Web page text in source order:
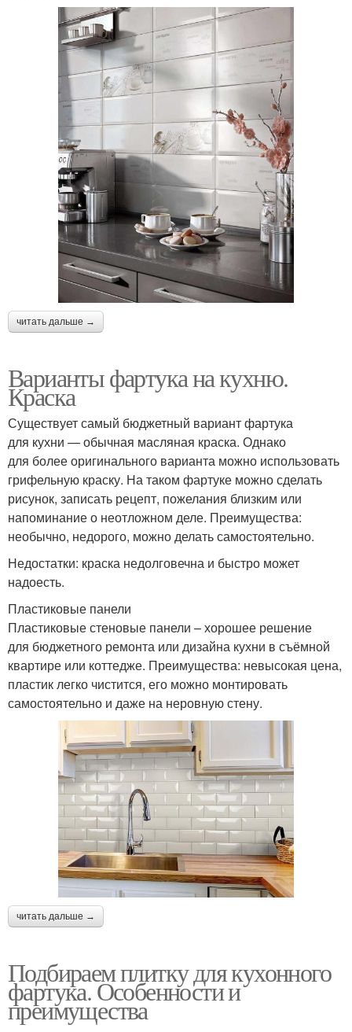
читать дальше →
Варианты фартука на кухню.
Краска
Существует самый бюджетный вариант фартука
для кухни — обычная масляная краска. Однако
для более оригинального варианта можно использовать
грифельную краску. На таком фартуке можно сделать
рисунок, записать рецепт, пожелания близким или
напоминание о неотложном деле. Преимущества:
необычно, недорого, можно делать самостоятельно.
Недостатки: краска недолговечна и быстро может
надоесть.
Пластиковые панели
Пластиковые стеновые панели – хорошее решение
для бюджетного ремонта или дизайна кухни в съёмной
квартире или коттедже. Преимущества: невысокая цена,
пластик легко чистится, его можно монтировать
самостоятельно и даже на неровную стену.
читать дальше →
Подбираем плитку для кухонного
фартука. Особенности и
преимущества